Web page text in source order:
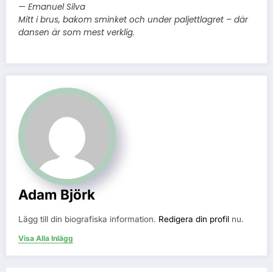
— Emanuel Silva
Mitt i brus, bakom sminket och under paljettlagret – där
dansen är som mest verklig.
Adam Björk
Lägg till din biografiska information. Redigera din profil nu.
Visa Alla Inlägg